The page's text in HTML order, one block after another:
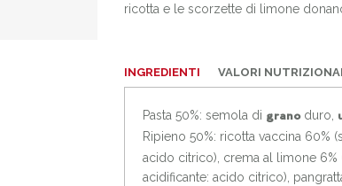
ricotta e le scorzette di limone
INGREDIENTI VALORI
Pasta 50%: semola di granoduro,
Ripieno 50%: ricotta vaccina 60%
acido citrico), crema al limone
acidificante: acido citrico),